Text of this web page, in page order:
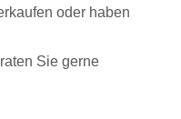
oder haben
Sie gerne